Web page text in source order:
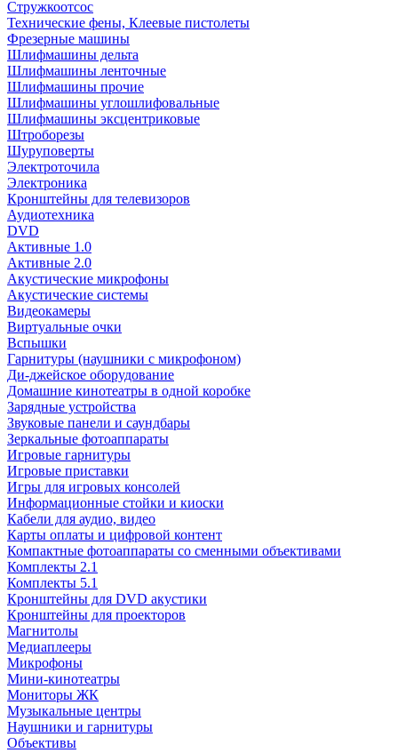
Стружкоотсос
Технические фены, Клеевые пистолеты
Фрезерные машины
Шлифмашины дельта
Шлифмашины ленточные
Шлифмашины прочие
Шлифмашины углошлифовальные
Шлифмашины эксцентриковые
Штроборезы
Шуруповерты
Электроточила
Электроника
Кронштейны для телевизоров
Аудиотехника
DVD
Активные 1.0
Активные 2.0
Акустические микрофоны
Акустические системы
Видеокамеры
Виртуальные очки
Вспышки
Гарнитуры (наушники с микрофоном)
Ди-джейское оборудование
Домашние кинотеатры в одной коробке
Зарядные устройства
Звуковые панели и саундбары
Зеркальные фотоаппараты
Игровые гарнитуры
Игровые приставки
Игры для игровых консолей
Информационные стойки и киоски
Кабели для аудио, видео
Карты оплаты и цифровой контент
Компактные фотоаппараты со сменными объективами
Комплекты 2.1
Комплекты 5.1
Кронштейны для DVD акустики
Кронштейны для проекторов
Магнитолы
Медиаплееры
Микрофоны
Мини-кинотеатры
Мониторы ЖК
Музыкальные центры
Наушники и гарнитуры
Объективы